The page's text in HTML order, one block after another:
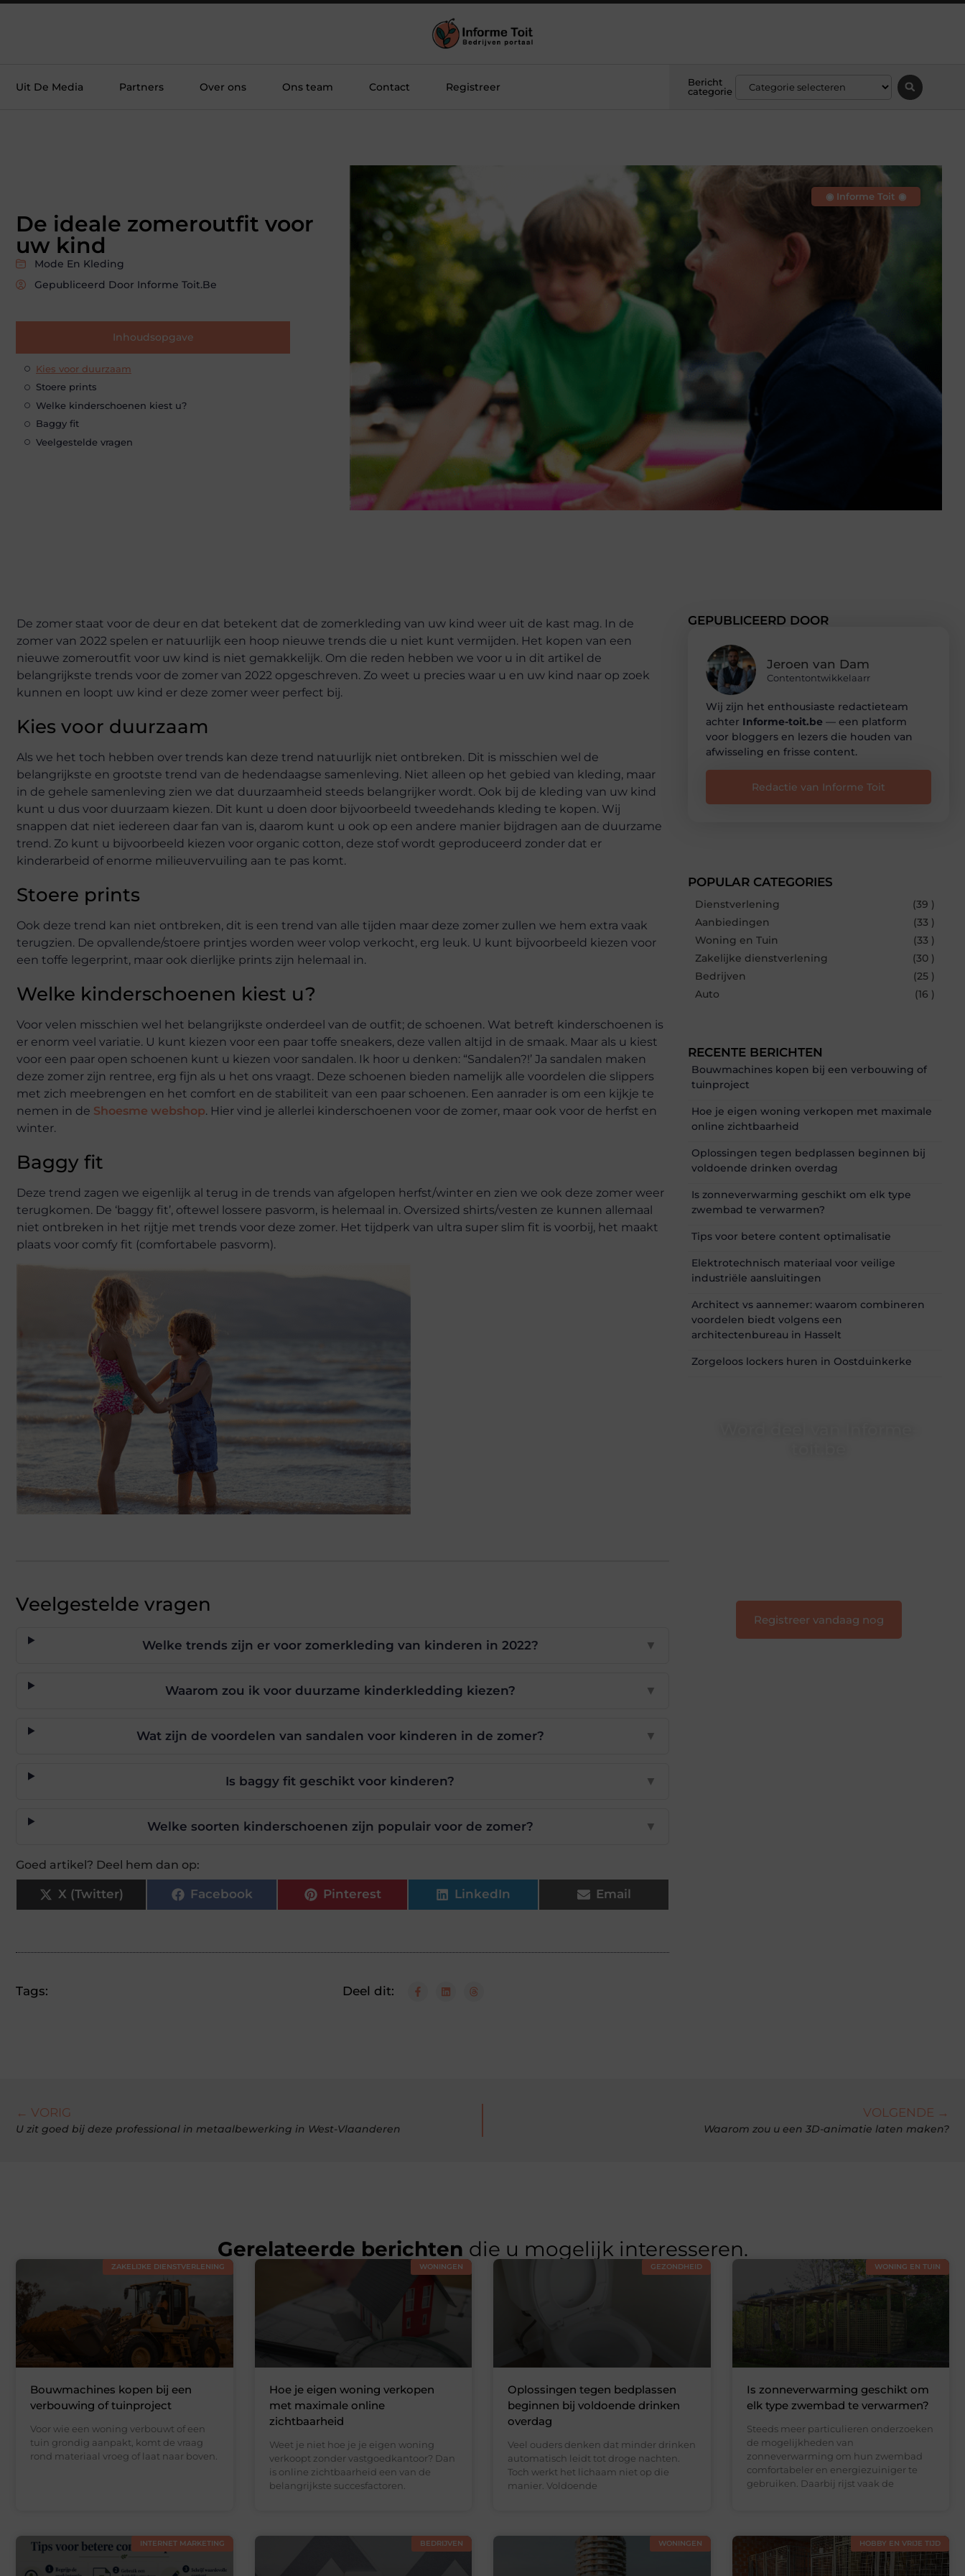
Uit De Media Partners Over ons Ons team Contact Registreer
Bericht
categorie
De ideale zomeroutfit voor
uw kind
Mode En Kleding
Gepubliceerd Door Informe Toit.be
Inhoudsopgave
Kies voor duurzaam
Stoere prints
Welke kinderschoenen kiest u?
Baggy fit
Veelgestelde vragen
◉ Informe Toit ◉
De zomer staat voor de deur en dat betekent dat de zomerkleding van uw kind weer uit de kast mag. In de
zomer van 2022 spelen er natuurlijk een hoop nieuwe trends die u niet kunt vermijden. Het kopen van een
nieuwe zomeroutfit voor uw kind is niet gemakkelijk. Om die reden hebben we voor u in dit artikel de
belangrijkste trends voor de zomer van 2022 opgeschreven. Zo weet u precies waar u en uw kind naar op zoek
kunnen en loopt uw kind er deze zomer weer perfect bij.
Kies voor duurzaam
Als we het toch hebben over trends kan deze trend natuurlijk niet ontbreken. Dit is misschien wel de
belangrijkste en grootste trend van de hedendaagse samenleving. Niet alleen op het gebied van kleding, maar
in de gehele samenleving zien we dat duurzaamheid steeds belangrijker wordt. Ook bij de kleding van uw kind
kunt u dus voor duurzaam kiezen. Dit kunt u doen door bijvoorbeeld tweedehands kleding te kopen. Wij
snappen dat niet iedereen daar fan van is, daarom kunt u ook op een andere manier bijdragen aan de duurzame
trend. Zo kunt u bijvoorbeeld kiezen voor organic cotton, deze stof wordt geproduceerd zonder dat er
kinderarbeid of enorme milieuvervuiling aan te pas komt.
Stoere prints
Ook deze trend kan niet ontbreken, dit is een trend van alle tijden maar deze zomer zullen we hem extra vaak
terugzien. De opvallende/stoere printjes worden weer volop verkocht, erg leuk. U kunt bijvoorbeeld kiezen voor
een toffe legerprint, maar ook dierlijke prints zijn helemaal in.
Welke kinderschoenen kiest u?
Voor velen misschien wel het belangrijkste onderdeel van de outfit; de schoenen. Wat betreft kinderschoenen is
er enorm veel variatie. U kunt kiezen voor een paar toffe sneakers, deze vallen altijd in de smaak. Maar als u kiest
voor een paar open schoenen kunt u kiezen voor sandalen. Ik hoor u denken: “Sandalen?!’ Ja sandalen maken
deze zomer zijn rentree, erg fijn als u het ons vraagt. Deze schoenen bieden namelijk alle voordelen die slippers
met zich meebrengen en het comfort en de stabiliteit van een paar schoenen. Een aanrader is om een kijkje te
nemen in de Shoesme webshop. Hier vind je allerlei kinderschoenen voor de zomer, maar ook voor de herfst en
winter.
Baggy fit
Deze trend zagen we eigenlijk al terug in de trends van afgelopen herfst/winter en zien we ook deze zomer weer
terugkomen. De ‘baggy fit’, oftewel lossere pasvorm, is helemaal in. Oversized shirts/vesten ze kunnen allemaal
niet ontbreken in het rijtje met trends voor deze zomer. Het tijdperk van ultra super slim fit is voorbij, het maakt
plaats voor comfy fit (comfortabele pasvorm).
Veelgestelde vragen
Welke trends zijn er voor zomerkleding van kinderen in 2022? ▼
Waarom zou ik voor duurzame kinderkledding kiezen? ▼
Wat zijn de voordelen van sandalen voor kinderen in de zomer? ▼
Is baggy fit geschikt voor kinderen? ▼
Welke soorten kinderschoenen zijn populair voor de zomer? ▼
Goed artikel? Deel hem dan op:
X (Twitter) Facebook Pinterest LinkedIn Email
Tags: Deel dit:
GEPUBLICEERD DOOR
Jeroen van Dam
Contentontwikkelaarr
Wij zijn het enthousiaste redactieteam
achter Informe-toit.be — een platform
voor bloggers en lezers die houden van
afwisseling en frisse content.
Redactie van Informe Toit
POPULAR CATEGORIES
Dienstverlening
(39 )
Aanbiedingen
(33 )
Woning en Tuin
(33 )
Zakelijke dienstverlening
(30 )
Bedrijven
(25 )
Auto
(16 )
RECENTE BERICHTEN
Bouwmachines kopen bij een verbouwing of
tuinproject
Hoe je eigen woning verkopen met maximale
online zichtbaarheid
Oplossingen tegen bedplassen beginnen bij
voldoende drinken overdag
Is zonneverwarming geschikt om elk type
zwembad te verwarmen?
Tips voor betere content optimalisatie
Elektrotechnisch materiaal voor veilige
industriële aansluitingen
Architect vs aannemer: waarom combineren
voordelen biedt volgens een
architectenbureau in Hasselt
Zorgeloos lockers huren in Oostduinkerke
Registreer vandaag nog
← VORIG
U zit goed bij deze professional in metaalbewerking in West-Vlaanderen
VOLGENDE →
Waarom zou u een 3D-animatie laten maken?
Gerelateerde berichten die u mogelijk interesseren.
ZAKELIJKE DIENSTVERLENING
Bouwmachines kopen bij een
verbouwing of tuinproject
Voor wie een woning verbouwt of een
tuin grondig aanpakt, komt de vraag
rond materiaal vroeg of laat naar boven.
WONINGEN
Hoe je eigen woning verkopen
met maximale online
zichtbaarheid
Weet je niet hoe je je eigen woning
verkoopt zonder vastgoedkantoor? Dan
is online zichtbaarheid een van de
belangrijkste succesfactoren.
GEZONDHEID
Oplossingen tegen bedplassen
beginnen bij voldoende drinken
overdag
Veel ouders denken dat minder drinken
automatisch leidt tot droge nachten.
Toch werkt het lichaam niet op die
manier. Voldoende
WONING EN TUIN
Is zonneverwarming geschikt om
elk type zwembad te verwarmen?
Steeds meer particulieren onderzoeken
de mogelijkheden van
zonneverwarming om hun zwembad
comfortabeler en energiezuiniger te
gebruiken. Daarbij rijst vaak de
INTERNET MARKETING BEDRIJVEN WONINGEN HOBBY EN VRIJE TIJD